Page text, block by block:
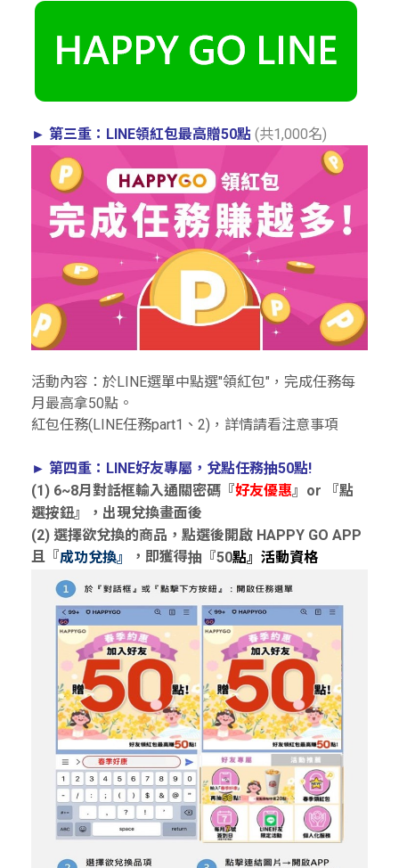
► 第三重：LINE領紅包最高贈50點 (共1,000名)
活動內容：於LINE選單中點選"領紅包"，完成任務每
月最高拿50點。
紅包任務(LINE任務part1、2)，詳情請看注意事項
► 第四重：LINE好友專屬，兌點任務抽50點!
(1) 6~8月對話框輸入通關密碼『好友優惠』or 『點
選按鈕』，出現兌換畫面後
(2) 選擇欲兌換的商品，點選後開啟 HAPPY GO APP
且『成功兌換』 ，即獲得抽『50點』活動資格